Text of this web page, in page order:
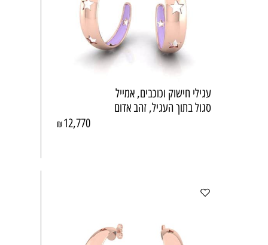
עגילי חישוק וכוכבים, אמייל
סגול בתוך העגיל, זהב אדום
₪12,770